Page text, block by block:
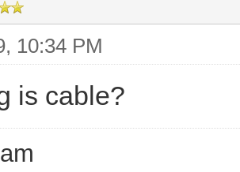
10:34 PM
is cable?